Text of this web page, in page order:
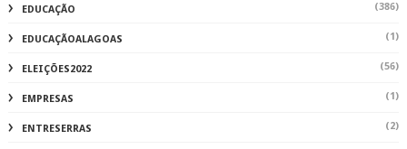
EDUCAÇÃO (386)
EDUCAÇÃOALAGOAS (1)
ELEIÇÕES2022 (56)
EMPRESAS (1)
ENTRESERRAS (2)